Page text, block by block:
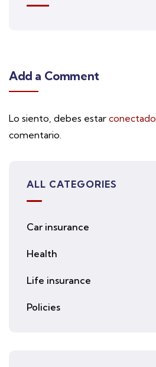
Add a Comment
Lo siento, debes estar conectado
comentario.
ALL CATEGORIES
Car insurance
Health
Life insurance
Policies